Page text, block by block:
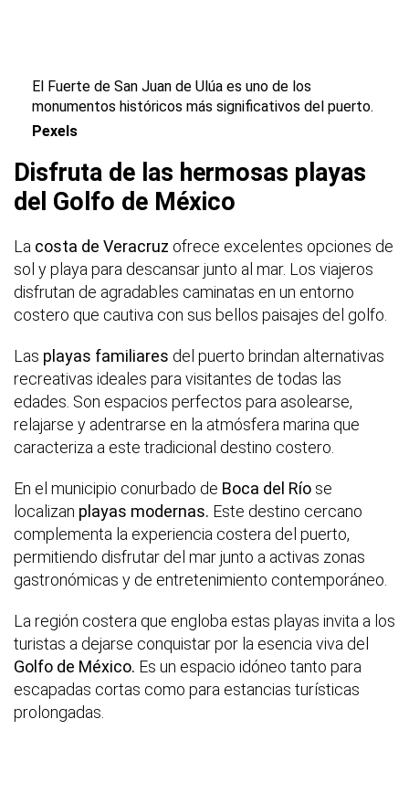
El Fuerte de San Juan de Ulúa es uno de los
monumentos históricos más significativos del puerto.
Pexels
Disfruta de las hermosas playas
del Golfo de México
La costa de Veracruz ofrece excelentes opciones de
sol y playa para descansar junto al mar. Los viajeros
disfrutan de agradables caminatas en un entorno
costero que cautiva con sus bellos paisajes del golfo.
Las playas familiares del puerto brindan alternativas
recreativas ideales para visitantes de todas las
edades. Son espacios perfectos para asolearse,
relajarse y adentrarse en la atmósfera marina que
caracteriza a este tradicional destino costero.
En el municipio conurbado de Boca del Río se
localizan playas modernas. Este destino cercano
complementa la experiencia costera del puerto,
permitiendo disfrutar del mar junto a activas zonas
gastronómicas y de entretenimiento contemporáneo.
La región costera que engloba estas playas invita a los
turistas a dejarse conquistar por la esencia viva del
Golfo de México. Es un espacio idóneo tanto para
escapadas cortas como para estancias turísticas
prolongadas.